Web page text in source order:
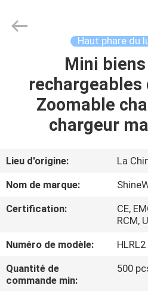
MAISON
VIDÉOS
À
PROPOS
DE
NOUS
International
Trade
Haut phare du
Mini
rechargeables
Zoomable
chargeur
Lieu d'origine:
La
Nom de marque:
Certification:
CE,
RCM,
Numéro de modèle:
HLRL2
Quantité de
commande min:
500